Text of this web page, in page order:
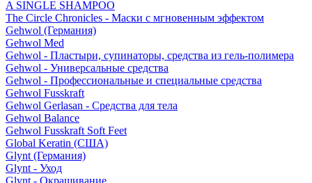
A SINGLE SHAMPOO
The Circle Chronicles - Маски с мгновенным эффектом
Gehwol (Германия)
Gehwol Med
Gehwol - Пластыри, супинаторы, средства из гель-полимера
Gehwol - Универсальные средства
Gehwol - Профессиональные и специальные средства
Gehwol Fusskraft
Gehwol Gerlasan - Средства для тела
Gehwol Balance
Gehwol Fusskraft Soft Feet
Global Keratin (США)
Glynt (Германия)
Glynt - Уход
Glynt - Окрашивание